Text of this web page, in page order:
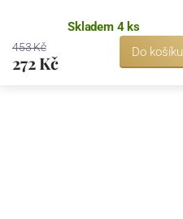
Skladem 4 ks
453 Kč
272 Kč
Do košíku